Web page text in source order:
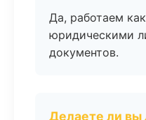
Да, работаем
юридическими
документов.
Делаете ли вы